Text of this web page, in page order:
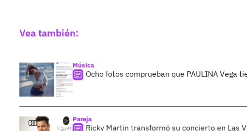
Vea también:
Música
Ocho fotos comprueban que PAULINA Vega
Pareja
Ricky Martin transformó su concierto en Las